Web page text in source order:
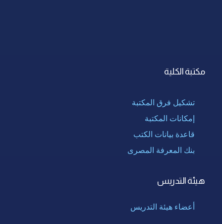
مكتبة الكلية
تشكيل فرق المكتبة
إمكانات المكتبة
قاعدة بيانات الكتب
بنك المعرفة المصرى
هيئة التدريس
أعضاء هيئة التدريس